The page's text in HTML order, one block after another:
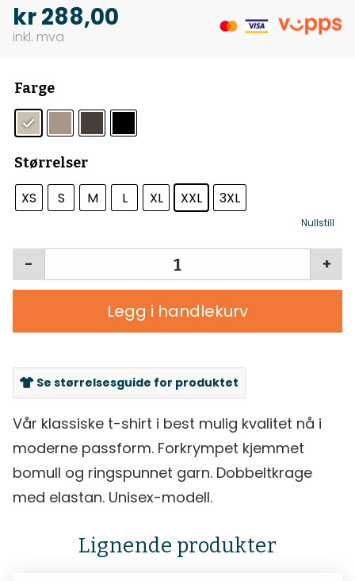
kr288,00
Farge
Størrelser
XS S M L XL XXL 3XL
Nullstill
+
-
Legg i handlekurv
Se størrelsesguide for produktet
Vår klassiske t-shirt i best mulig kvalitet nå i
moderne passform. Forkrympet kjemmet
bomull og ringspunnet garn. Dobbeltkrage
med elastan. Unisex-modell.
Lignende produkter